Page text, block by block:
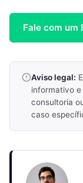
Fale com um
Aviso legal:
informativo
consultoria
caso